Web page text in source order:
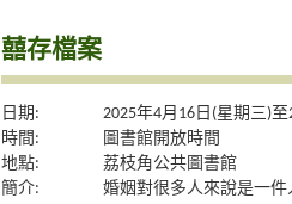
囍存檔案
日期:
2025年4月16日(星期三)
時間:
圖書館開放時間
地點:
荔枝角公共圖書館
簡介:
婚姻對很多人來說是一